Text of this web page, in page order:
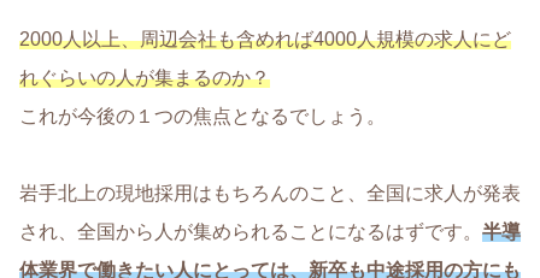
2000人以上、周辺会社も含めれば4000人規模の求人にど
れぐらいの人が集まるのか？
これが今後の１つの焦点となるでしょう。
岩手北上の現地採用はもちろんのこと、全国に求人が発表
され、全国から人が集められることになるはずです。 半導
体業界で働きたい人にとっては、新卒も中途採用の方にも